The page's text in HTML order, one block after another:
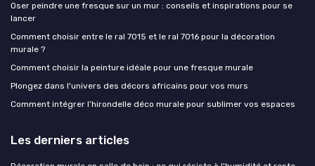
Oser peindre une fresque sur un mur : conseils et inspirations pour se
lancer
Comment choisir entre le ral 7015 et le ral 7016 pour la décoration
murale ?
Comment choisir la peinture idéale pour une fresque murale
Plongez dans l'univers des décors africains pour vos murs
Comment intégrer l’hirondelle déco murale pour sublimer vos espaces
Les derniers articles